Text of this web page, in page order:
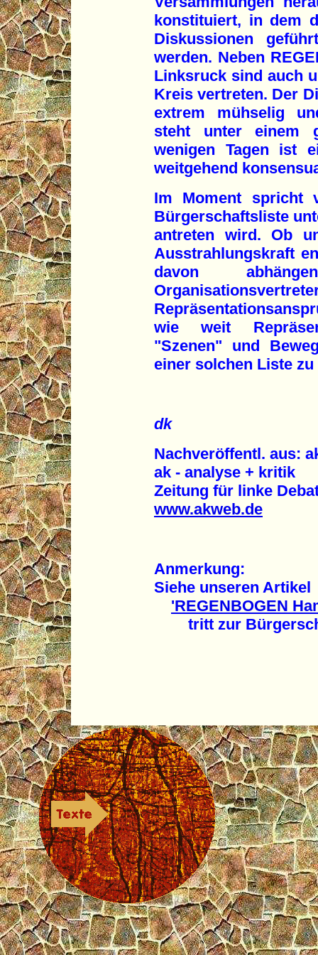
konstituiert, in dem
Diskussionen
werden. Neben
Linksruck sind auch
Kreis vertreten. Der
extrem mühselig
steht unter einem
wenigen Tagen ist
weitgehend
Im Moment spricht
Bürgerschaftsliste
antreten wird. Ob
Ausstrahlungskraft
davon
wie weit
"Szenen" und
einer solchen Liste
dk
Nachveröffentl. aus:
ak - analyse + kritik
Zeitung für linke
www.akweb.de
Anmerkung:
Siehe unseren Artikel
'REGENBOGEN
tritt zur